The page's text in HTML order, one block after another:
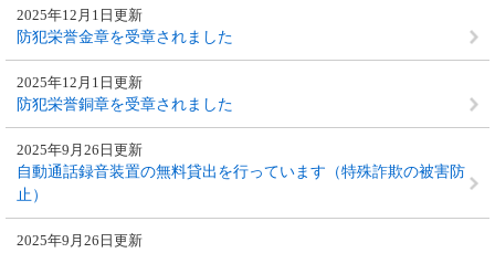
防犯栄誉金章を受章されました
2025年12月1日更新
防犯栄誉銅章を受章されました
2025年12月1日更新
自動通話録音装置の無料貸出を行っています（特殊詐欺の被害防
止）
2025年9月26日更新
2025年9月26日更新